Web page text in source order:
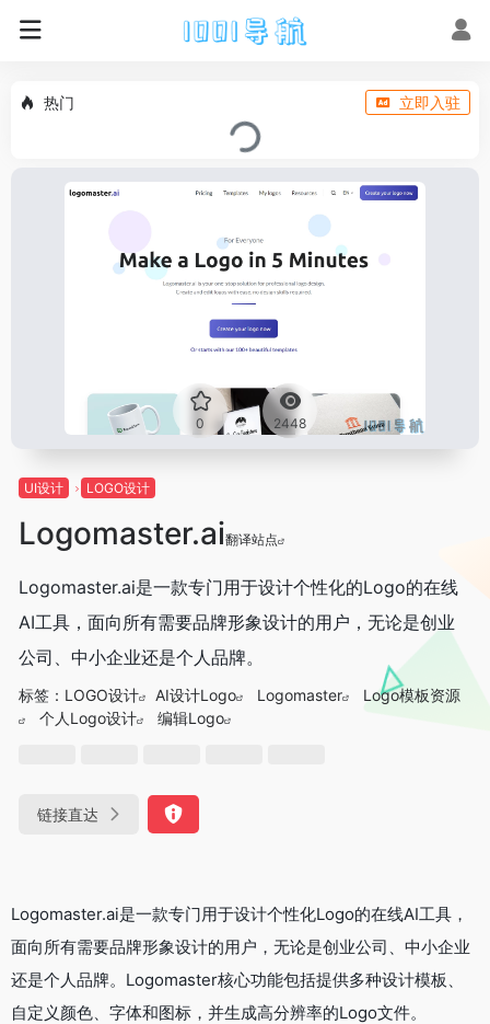
热门 立即入驻
0 2448
UI设计 LOGO设计
Logomaster.ai‌翻译站点
‌Logomaster.ai‌是一款专门用于设计个性化的Logo的在线
AI工具，面向所有需要品牌形象设计的用户，无论是创业
公司、中小企业还是个人品牌‌。
标签： LOGO设计 ‌AI设计Logo ‌Logomaster‌‌
‌Logo模板资源
个人‌Logo设计
编辑Logo‌
链接直达
‌Logomaster.ai‌是一款专门用于设计个性化Logo的在线AI工具，
面向所有需要品牌形象设计的用户，无论是创业公司、中小企业
还是个人品牌‌。Logomaster核心功能包括提供多种设计模板、
自定义颜色、字体和图标，并生成高分辨率的Logo文件。